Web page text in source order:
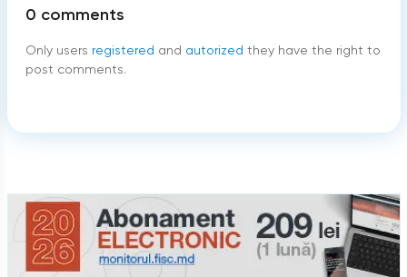
0 comments
Only users registered and autorized they have the right to
post comments.